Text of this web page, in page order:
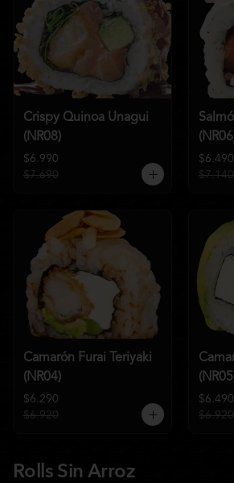
Crispy Quinoa Unagui
(NR08)
$6.990
$7.690
$6.490
$7.140
Camarón Furai Teriyaki
(NR04)
$6.290
$6.920
$6.490
$6.920
Rolls Sin Arroz